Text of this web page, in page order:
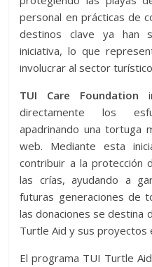
personal en prácticas de
destinos clave ya han
iniciativa, lo que
involucrar al sector
TUI Care Foundation
directamente los
apadrinando una tortuga
web. Mediante esta
contribuir a la protección
las crías, ayudando a
futuras generaciones de
las donaciones se destina
Turtle Aid y sus proyectos
El programa TUI Turtle